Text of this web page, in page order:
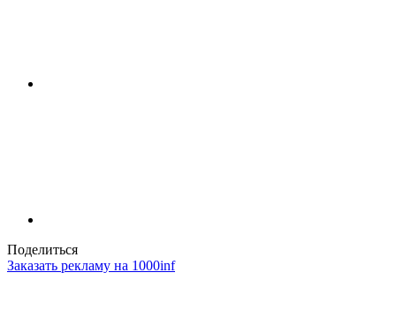
Поделиться
Заказать рекламу на 1000inf